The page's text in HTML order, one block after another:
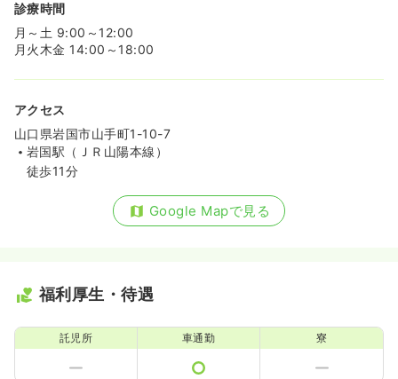
診療時間
月～土 9:00～12:00
月火木金 14:00～18:00
アクセス
山口県岩国市山手町1-10-7
岩国駅（ＪＲ山陽本線）
徒歩11分
Google Mapで見る
福利厚生・待遇
託児所 車通勤 寮